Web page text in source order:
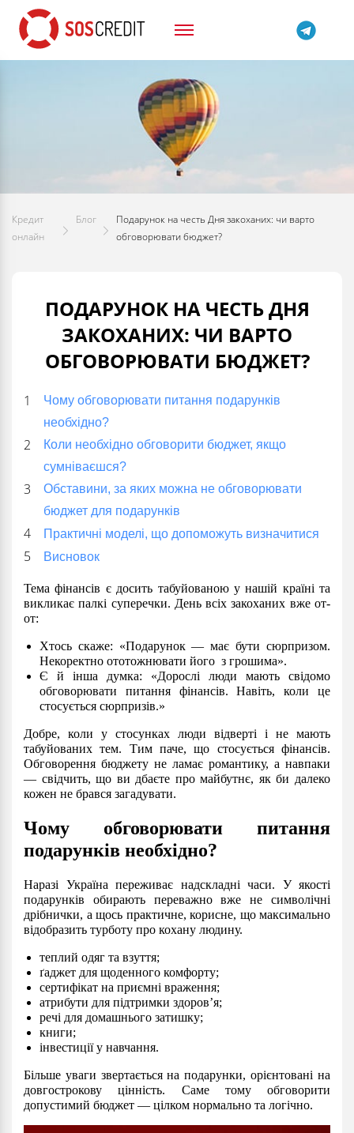
Кредит
онлайн
Блог
Подарунок на честь Дня закоханих: чи варто
обговорювати бюджет?
ПОДАРУНОК НА ЧЕСТЬ ДНЯ
ЗАКОХАНИХ: ЧИ ВАРТО
ОБГОВОРЮВАТИ БЮДЖЕТ?
Чому обговорювати питання подарунків
необхідно?
Коли необхідно обговорити бюджет, якщо
сумніваєшся?
Обставини, за яких можна не обговорювати
бюджет для подарунків
Практичні моделі, що допоможуть визначитися
Висновок
Тема фінансів є досить табуйованою у нашій країні та
викликає палкі суперечки. День всіх закоханих вже от-
от:
Хтось скаже: «Подарунок — має бути сюрпризом.
Некоректно ототожнювати його з грошима».
Є й інша думка: «Дорослі люди мають свідомо
обговорювати питання фінансів. Навіть, коли це
стосується сюрпризів.»
Добре, коли у стосунках люди відверті і не мають
табуйованих тем. Тим паче, що стосується фінансів.
Обговорення бюджету не ламає романтику, а навпаки
— свідчить, що ви дбаєте про майбутнє, як би далеко
кожен не брався загадувати.
Чому обговорювати питання
подарунків необхідно?
Наразі Україна переживає надскладні часи. У якості
подарунків обирають переважно вже не символічні
дрібнички, а щось практичне, корисне, що максимально
відобразить турботу про кохану людину.
теплий одяг та взуття;
ґаджет для щоденного комфорту;
сертифікат на приємні враження;
атрибути для підтримки здоров’я;
речі для домашнього затишку;
книги;
інвестиції у навчання.
Більше уваги звертається на подарунки, орієнтовані на
довгострокову цінність. Саме тому обговорити
допустимий бюджет — цілком нормально та логічно.